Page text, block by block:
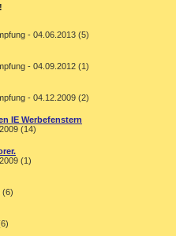
- 04.06.2013 (5)
- 04.09.2012 (1)
- 04.12.2009 (2)
IE Werbefenstern
(14)
(1)
(6)